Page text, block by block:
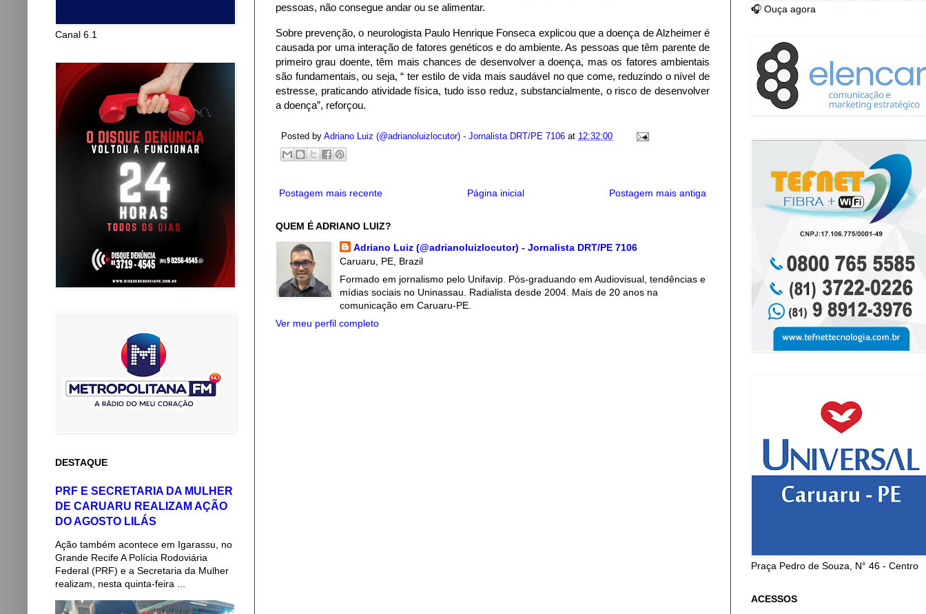
pessoas, não consegue andar ou se alimentar.
Sobre prevenção, o neurologista Paulo Henrique Fonseca explicou que a doença de Alzheimer é
causada por uma interação de fatores genéticos e do ambiente. As pessoas que têm parente de
primeiro grau doente, têm mais chances de desenvolver a doença, mas os fatores ambientais
são fundamentais, ou seja, “ ter estilo de vida mais saudável no que come, reduzindo o nível de
estresse, praticando atividade física, tudo isso reduz, substancialmente, o risco de desenvolver
a doença”, reforçou.
Posted by Adriano Luiz (@adrianoluizlocutor) - Jornalista DRT/PE 7106 at 12:32:00
Postagem mais recente Postagem mais antiga
Página inicial
QUEM É ADRIANO LUIZ?
Adriano Luiz (@adrianoluizlocutor) - Jornalista DRT/PE 7106
Caruaru, PE, Brazil
Formado em jornalismo pelo Unifavip. Pós-graduando em Audiovisual, tendências e
mídias sociais no Uninassau. Radialista desde 2004. Mais de 20 anos na
comunicação em Caruaru-PE.
Ver meu perfil completo
Canal 6.1
DESTAQUE
PRF E SECRETARIA DA MULHER
DE CARUARU REALIZAM AÇÃO
DO AGOSTO LILÁS
Ação também acontece em Igarassu, no
Grande Recife A Polícia Rodoviária
Federal (PRF) e a Secretaria da Mulher
realizam, nesta quinta-feira ...
🎧 Ouça agora
Praça Pedro de Souza, N° 46 - Centro
ACESSOS